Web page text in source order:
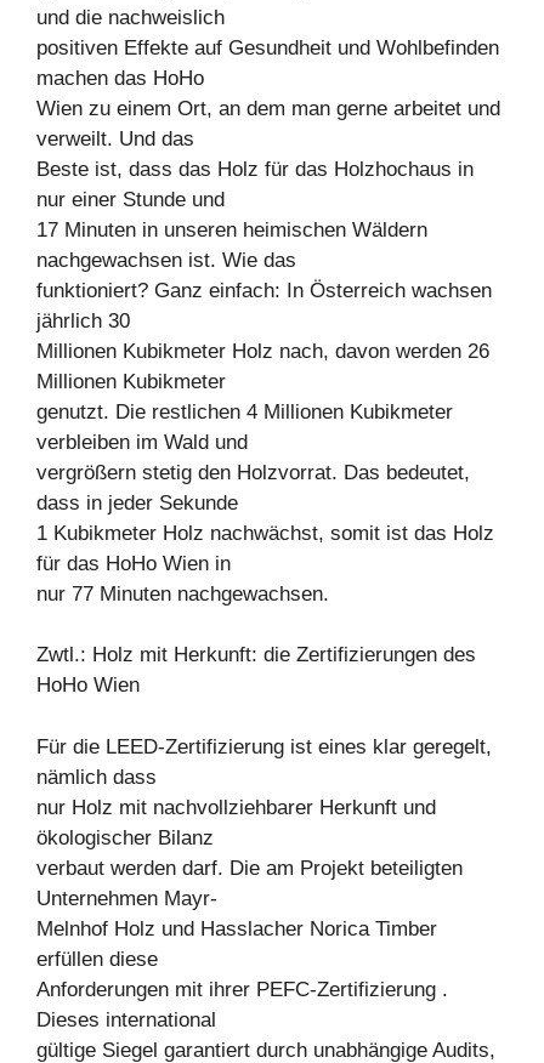
und die nachweislich
positiven Effekte auf Gesundheit und Wohlbefinden
machen das HoHo
Wien zu einem Ort, an dem man gerne arbeitet und
verweilt. Und das
Beste ist, dass das Holz für das Holzhochaus in
nur einer Stunde und
17 Minuten in unseren heimischen Wäldern
nachgewachsen ist. Wie das
funktioniert? Ganz einfach: In Österreich wachsen
jährlich 30
Millionen Kubikmeter Holz nach, davon werden 26
Millionen Kubikmeter
genutzt. Die restlichen 4 Millionen Kubikmeter
verbleiben im Wald und
vergrößern stetig den Holzvorrat. Das bedeutet,
dass in jeder Sekunde
1 Kubikmeter Holz nachwächst, somit ist das Holz
für das HoHo Wien in
nur 77 Minuten nachgewachsen.
Zwtl.: Holz mit Herkunft: die Zertifizierungen des
HoHo Wien
Für die LEED-Zertifizierung ist eines klar geregelt,
nämlich dass
nur Holz mit nachvollziehbarer Herkunft und
ökologischer Bilanz
verbaut werden darf. Die am Projekt beteiligten
Unternehmen Mayr-
Melnhof Holz und Hasslacher Norica Timber
erfüllen diese
Anforderungen mit ihrer PEFC-Zertifizierung .
Dieses international
gültige Siegel garantiert durch unabhängige Audits,